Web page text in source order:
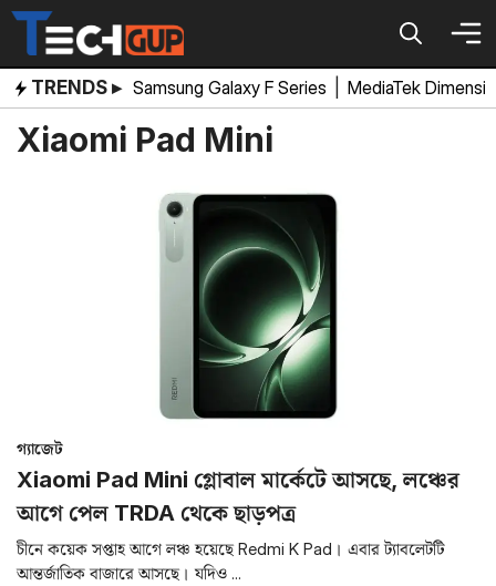
Skip
content
TRENDS ▸ Samsung Galaxy F Series MediaTek
Xiaomi Pad Mini
গ্যাজেট
Xiaomi Pad Mini গ্লোবাল মার্কেটে আসছে, লঞ্চের
আগে পেল TRDA থেকে ছাড়পত্র
চীনে কয়েক সপ্তাহ আগে লঞ্চ হয়েছে Redmi K Pad। এবার ট্যাবলেটটি
আন্তর্জাতিক বাজারে আসছে। যদিও ...